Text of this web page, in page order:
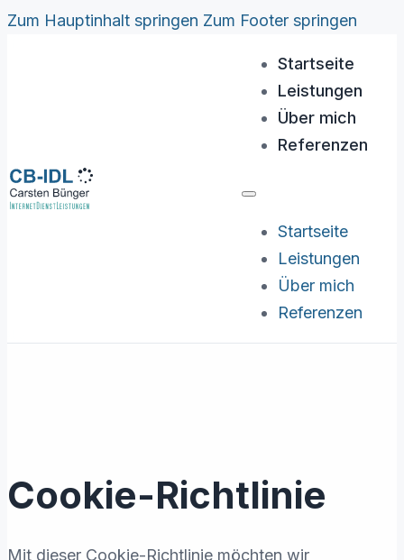
Zum Hauptinhalt springen Zum Footer springen
Startseite
Leistungen
Über mich
Referenzen
Startseite
Leistungen
Über mich
Referenzen
Cookie-Richtlinie
Mit dieser Cookie-Richtlinie möchten wir